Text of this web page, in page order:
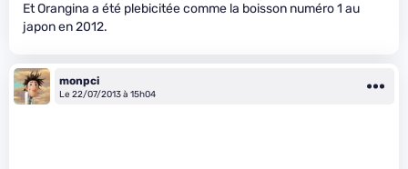
Et Orangina a été plebicitée comme la boisson numéro 1 au
japon en 2012.
monpci
Le 22/07/2013 à 15h04